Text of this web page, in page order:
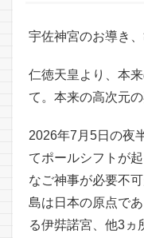
宇佐神宮のお導き
仁徳天皇より、本
て。本来の高次元
2026年7月5日の夜
てポールシフトが
なご神事が必要不
島は日本の原点で
る伊弉諾宮、他3ヵ